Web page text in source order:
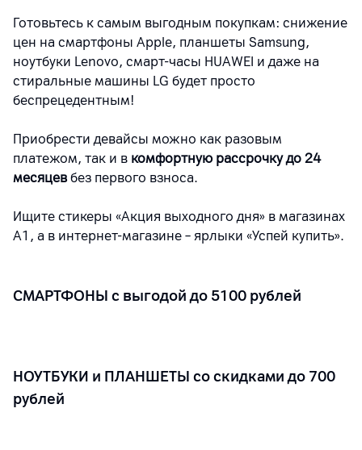
Готовьтесь к самым выгодным покупкам: снижение
цен на смартфоны Apple, планшеты Samsung,
ноутбуки Lenovo, смарт-часы HUAWEI и даже на
стиральные машины LG будет просто
беспрецедентным!
Приобрести девайсы можно как разовым
платежом, так и в комфортную рассрочку до 24
месяцев без первого взноса.
Ищите стикеры «Акция выходного дня» в магазинах
А1, а в интернет-магазине – ярлыки «Успей купить».
СМАРТФОНЫ с выгодой до 5100 рублей
НОУТБУКИ и ПЛАНШЕТЫ со скидками до 700
рублей